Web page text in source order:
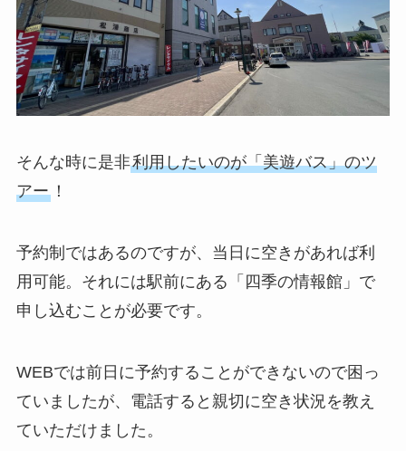
そんな時に是非利用したいのが「美遊バス」のツ
アー！
予約制ではあるのですが、当日に空きがあれば利
用可能。それには駅前にある「四季の情報館」で
申し込むことが必要です。
WEBでは前日に予約することができないので困っ
ていましたが、電話すると親切に空き状況を教え
ていただけました。